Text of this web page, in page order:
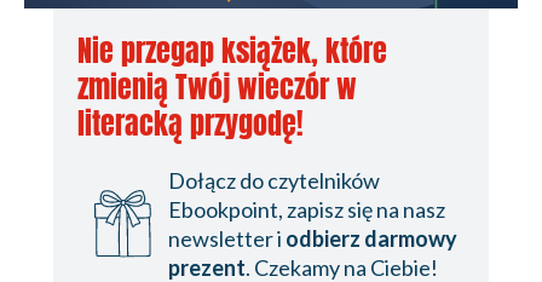
Nie przegap książek, które
zmienią Twój wieczór w
literacką przygodę!
Dołącz do czytelników
Ebookpoint, zapisz się na nasz
newsletter i odbierz darmowy
prezent. Czekamy na Ciebie!